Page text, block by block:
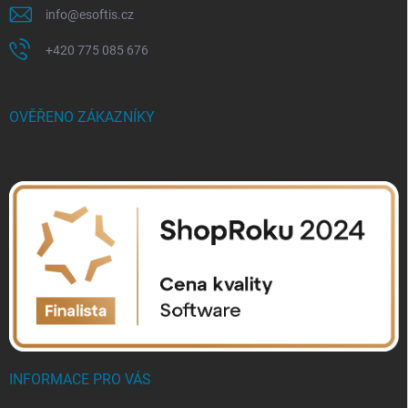
info@esoftis.cz
+420 775 085 676
OVĚŘENO ZÁKAZNÍKY
INFORMACE PRO VÁS